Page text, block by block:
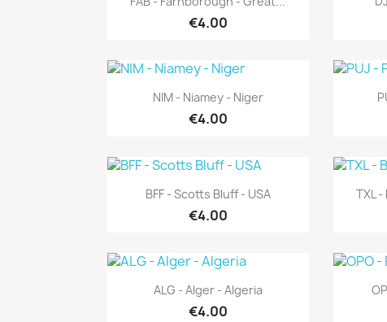
€4.00
Quick view
NIM - Niamey - Niger
€4.00
Quick view
BFF - Scotts Bluff - USA
€4.00
TXL
 Quick view
ALG - Alger - Algeria
€4.00